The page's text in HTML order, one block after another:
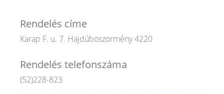
Rendelés címe
Karap F. u. 7. Hajdúböszörmény 4220
Rendelés telefonszáma
(52)228-823